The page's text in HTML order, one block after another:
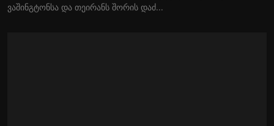
ვაშინგტონსა და თეირანს შორის დაძ...